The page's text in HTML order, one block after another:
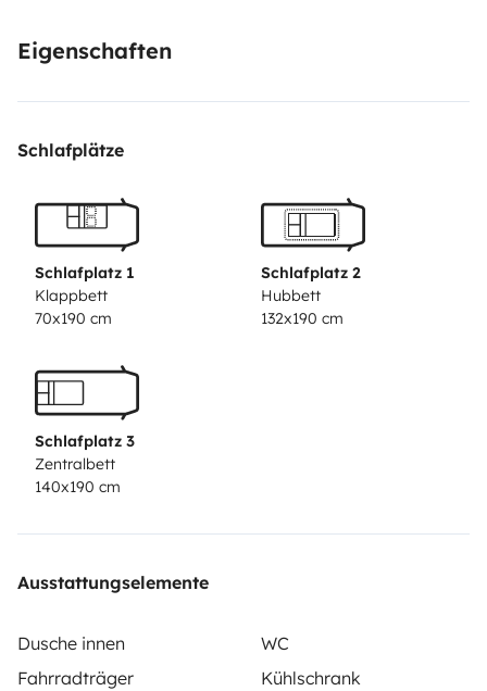
Eigenschaften
Schlafplätze
Schlafplatz 1
Klappbett
70x190 cm
Schlafplatz 2
Hubbett
132x190 cm
Schlafplatz 3
Zentralbett
140x190 cm
Ausstattungselemente
Dusche innen
WC
Fahrradträger
Kühlschrank